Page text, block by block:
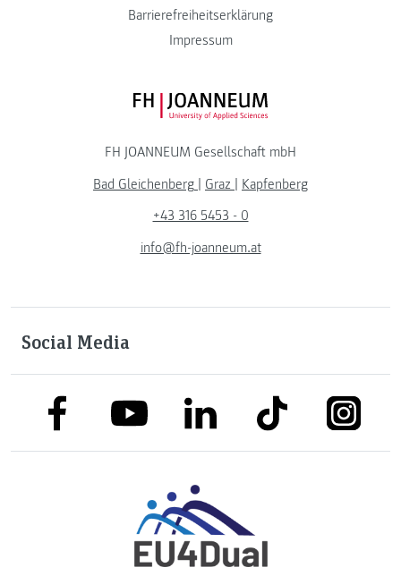
Barrierefreiheitserklärung
Impressum
FH JOANNEUM Logo
FH JOANNEUM Gesellschaft mbH
Bad Gleichenberg | Graz | Kapfenberg
+43 316 5453 - 0
info@fh-joanneum.at
Social Media
link to facebooklink to youtubelink to linkedinlink to tiktok link to